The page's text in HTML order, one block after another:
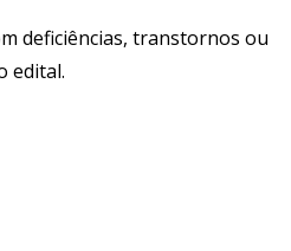
deficiências, transtornos ou
edital.